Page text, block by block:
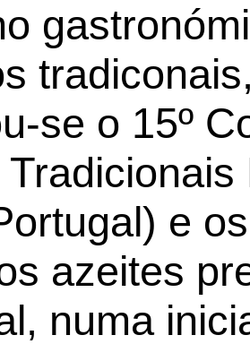
se o 15º
e
azeites
numa